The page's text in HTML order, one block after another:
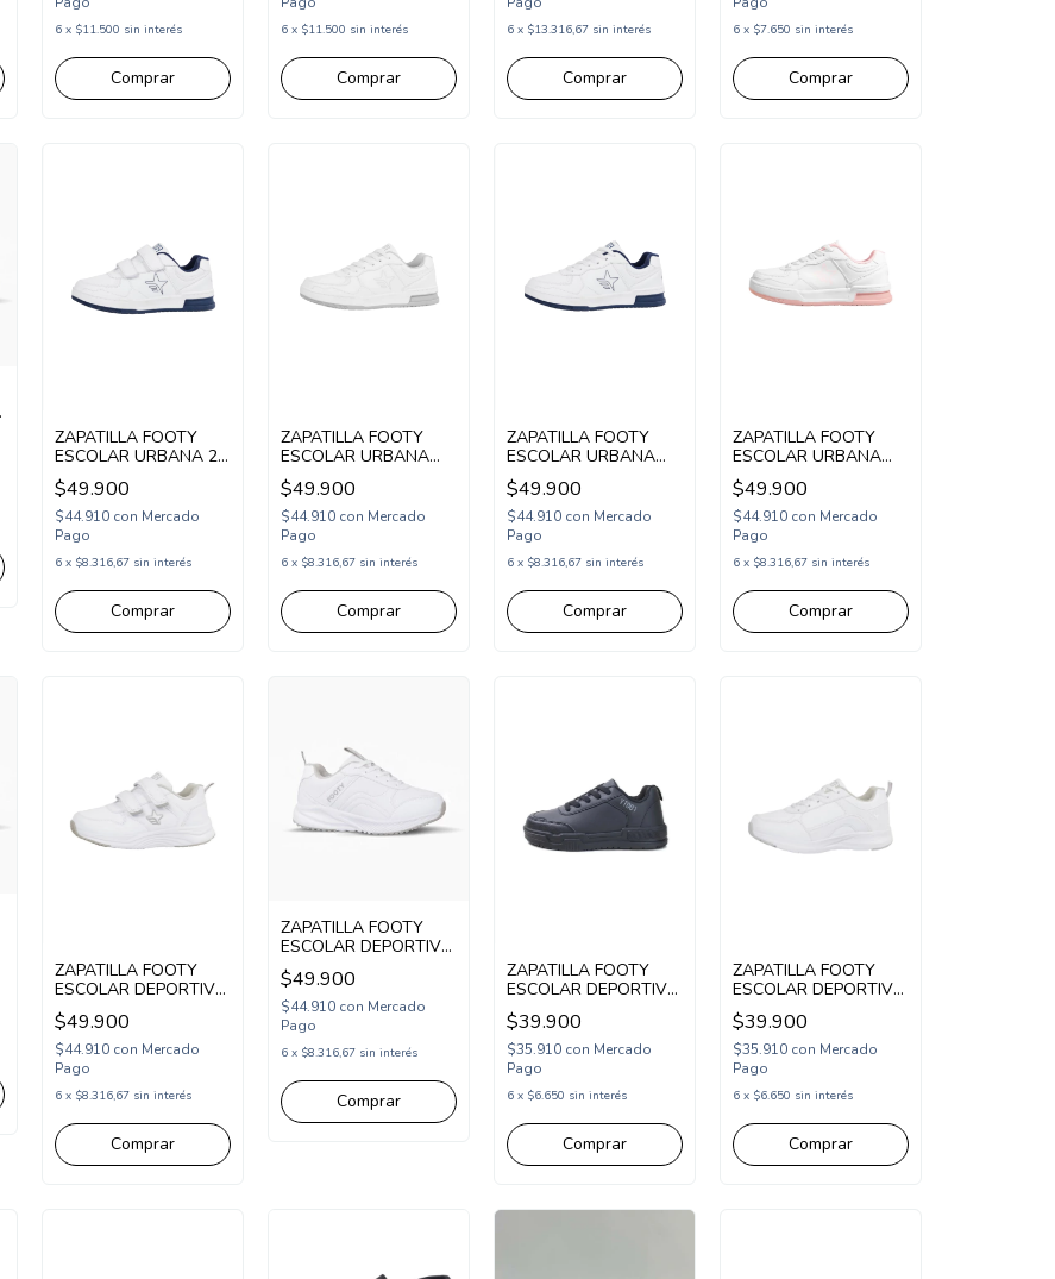
6 x $11.500 sin interés
Comprar
6 x $11.500 sin interés
Comprar
6 x $13.316,67 sin interés
Comprar
6 x $7.650 sin interés
Comprar
ZAPATILLA FOOTY
ESCOLAR URBANA 2
ABROJOS 26-39
BLANCO AZUL
(SCH69/1BAZ)
$49.900
$44.910 con Mercado
Pago
6 x $8.316,67 sin interés
Comprar
ZAPATILLA FOOTY
ESCOLAR URBANA
ACORDONADA 33-38
BLANCO (SCH66/1BL)
$49.900
$44.910 con Mercado
Pago
6 x $8.316,67 sin interés
Comprar
ZAPATILLA FOOTY
ESCOLAR URBANA
ACORDONADA 33-38
BLANCO AZUL
(SCH65/1BAZ)
$49.900
$44.910 con Mercado
Pago
6 x $8.316,67 sin interés
Comprar
ZAPATILLA FOOTY
ESCOLAR URBANA
ACORDONADA 34-39
BLANCO ROSA
(SCH64/1BRS)
$49.900
$44.910 con Mercado
Pago
6 x $8.316,67 sin interés
Comprar
ZAPATILLA FOOTY
ESCOLAR DEPORTIVA
ABROJO 26-34
BLANCO (SCH53/1BL)
$49.900
$44.910 con Mercado
Pago
6 x $8.316,67 sin interés
Comprar
ZAPATILLA FOOTY
ESCOLAR DEPORTIVA
ACORDONADA 33-38
BLANCO (SCH52/1BL)
$49.900
$44.910 con Mercado
Pago
6 x $8.316,67 sin interés
Comprar
ZAPATILLA FOOTY
ESCOLAR DEPORTIVA
ACORDONADA 34-39
NEGRO (SCH77/1N)
$39.900
$35.910 con Mercado
Pago
6 x $6.650 sin interés
Comprar
ZAPATILLA FOOTY
ESCOLAR DEPORTIVA
ACORDONADA
SINTETICA 33-38
BLANCO (SCH61/1BL)
$39.900
$35.910 con Mercado
Pago
6 x $6.650 sin interés
Comprar